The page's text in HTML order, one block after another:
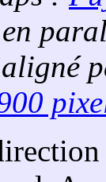
aligné